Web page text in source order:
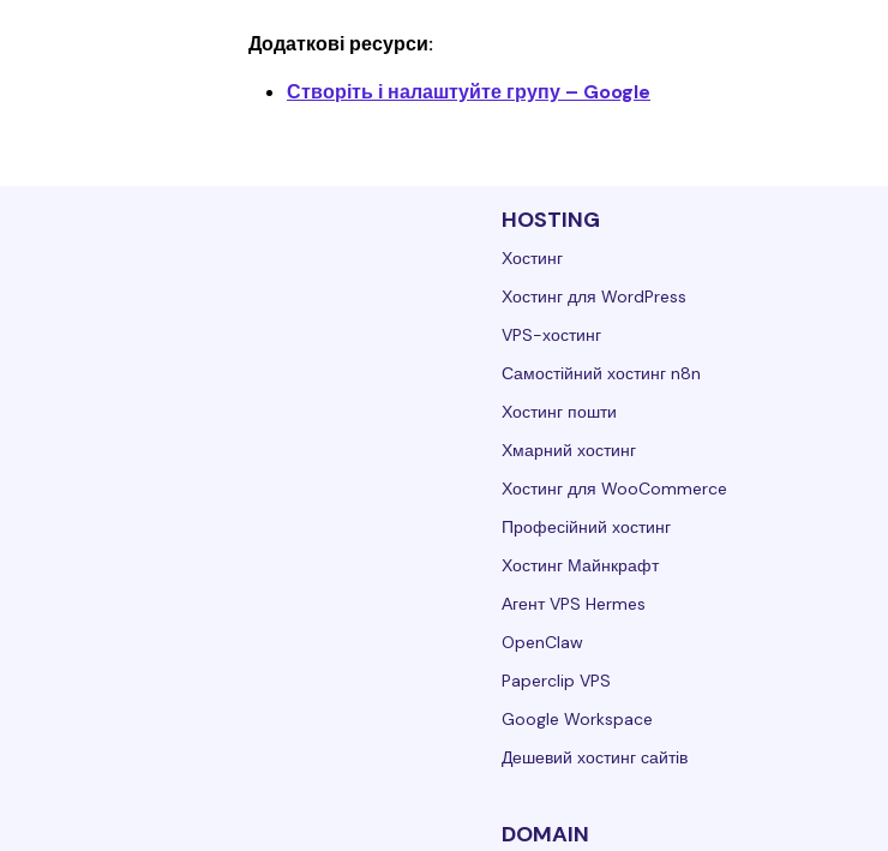
Додаткові ресурси:
Створіть і налаштуйте групу – Google
HOSTING
Хостинг
Хостинг для WordPress
VPS-хостинг
Самостійний хостинг n8n
Хостинг пошти
Хмарний хостинг
Хостинг для WooCommerce
Професійний хостинг
Хостинг Майнкрафт
Агент VPS Hermes
OpenClaw
Paperclip VPS
Google Workspace
Дешевий хостинг сайтів
DOMAIN